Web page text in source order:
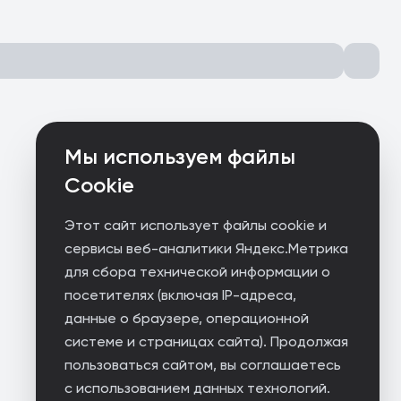
Мы используем файлы
Cookie
Этот сайт использует файлы cookie и
сервисы веб-аналитики Яндекс.Метрика
для сбора технической информации о
посетителях (включая IP-адреса,
данные о браузере, операционной
системе и страницах сайта). Продолжая
пользоваться сайтом, вы соглашаетесь
с использованием данных технологий.